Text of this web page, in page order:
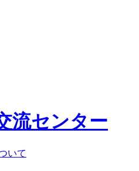
流センター
いて